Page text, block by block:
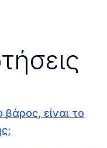
είναι το